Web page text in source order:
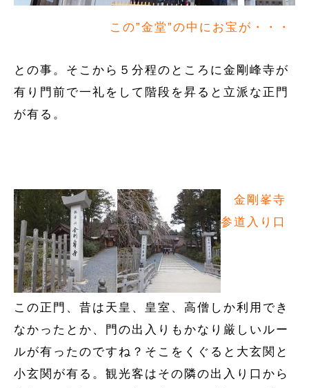
この”金堂”の中にお宝が・・・
との事。そこから５分程のところに金剛峰寺が
有り門前で一礼をして階段を昇ると立派な正門
が有る。
金剛峯寺
参道入り口
この正門、昔は天皇、皇室、高僧しか利用でき
なかったとか、門の出入りもかなり厳しいルー
ルが有ったのですね？そこをくぐると大玄関と
小玄関が有る。観光客はその隣の出入り口から